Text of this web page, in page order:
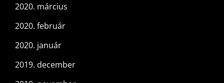
2020. március
2020. február
2020. január
2019. december